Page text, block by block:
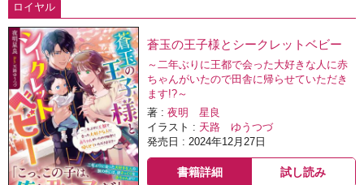
ロイヤル
蒼玉の王子様とシークレットベビー
～二年ぶりに王都で会った大好きな人に赤
ちゃんがいたので田舎に帰らせていただき
ます!?～
著 :夜明 星良
イラスト : 天路 ゆうつづ
発売日 : 2024年12月27日
書籍詳細 試し読み